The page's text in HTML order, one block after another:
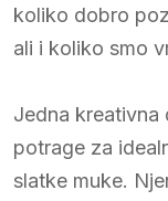
koliko dobro
ali i koliko smo
Jedna kreativna
potrage za
slatke muke.